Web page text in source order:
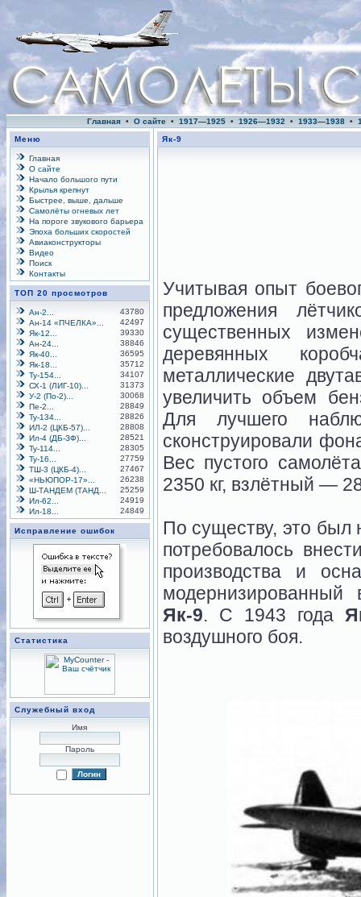
Главная • О сайте • 1917—1925 • 1926—1932 • 1933—1938 •
Меню
Главная
О сайте
Начало большого пути
Крылья крепнут
Быстрее, выше, дальше
Самолёты огневых лет
На пороге звукового барьера
Эпоха больших скоростей
Авиаконструкторы
Видео
Поиск
Контакты
ТОП 20 просмотров
Ан-2...
43780
Ан-14 «ПЧЕЛКА»...
42497
Як-12...
39330
Ан-24...
38846
Як-40...
36595
Як-18...
35712
Ту-154...
34107
СХ-1 (ЛИГ-10)...
31373
У-2 (По-2)...
30068
Пе-2...
28849
Ту-134...
28826
ИЛ-2 (ЦКБ-57)...
28808
Ил-4 (ДБ-ЗФ)...
28521
Ту-114...
28305
Ту-16...
27759
ТШ-3 (ЦКБ-4)...
27467
«НЬЮПОР-17»...
26238
Ш-ТАНДЕМ (ТАНД...
25259
Ил-62...
24919
Ил-18...
24849
Исправление ошибок
Статистика
Служебный вход
Имя
Пароль
Як-9
Учитывая опыт
предложения
существенных
деревянных
металлические
увеличить объем
Для лучшего
сконструировали
Вес пустого
2350 кг, взлётный —
По существу, это был
потребовалось
производства и
модернизированный
Як-9. С 1943 года
воздушного боя.